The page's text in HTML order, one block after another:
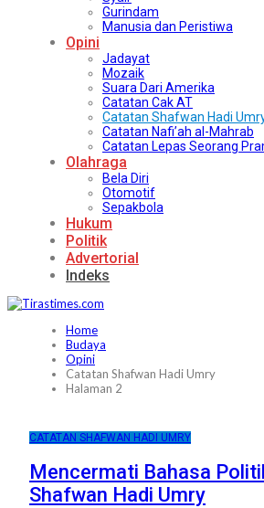
Gurindam
Manusia dan Peristiwa
Opini
Jadayat
Mozaik
Suara Dari Amerika
Catatan Cak AT
Catatan Shafwan Hadi
Catatan Nafi’ah al-Mahrab
Catatan Lepas Seorang
Olahraga
Bela Diri
Otomotif
Sepakbola
Hukum
Politik
Advertorial
Indeks
Home
Budaya
Opini
Catatan Shafwan Hadi Umry
Halaman 2
CATATAN SHAFWAN HADI UMRY
Mencermati Bahasa
Shafwan Hadi Umry